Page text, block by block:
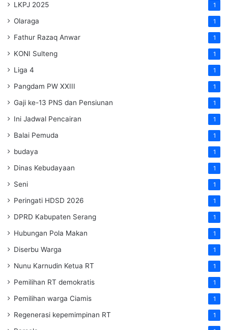
LKPJ 2025 1
Olaraga 1
Fathur Razaq Anwar 1
KONI Sulteng 1
Liga 4 1
Pangdam PW XXIII 1
Gaji ke-13 PNS dan Pensiunan 1
Ini Jadwal Pencairan 1
Balai Pemuda 1
budaya 1
Dinas Kebudayaan 1
Seni 1
Peringati HDSD 2026 1
DPRD Kabupaten Serang 1
Hubungan Pola Makan 1
Diserbu Warga 1
Nunu Karnudin Ketua RT 1
Pemilihan RT demokratis 1
Pemilihan warga Ciamis 1
Regenerasi kepemimpinan RT 1